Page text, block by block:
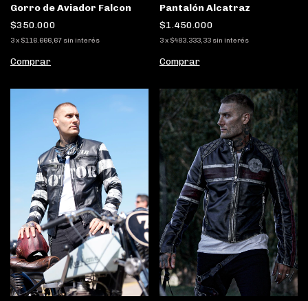
Gorro de Aviador Falcon
$350.000
3x $116.666,67 sin interés
Pantalón Alcatraz
$1.450.000
3 x $483.333,33 sin interés
Comprar